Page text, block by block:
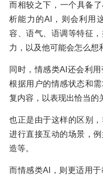
而相较之下，一个具备
析能力的AI，则会利用
容、语气、语调等特征
力，以及他可能会怎么想
同时，情感类AI还会利
根据用户的情感状态和
复内容，以表现出恰当的
也正是由于这样的区别
进行直接互动的场景，
造等。
而情感类AI，则更适用